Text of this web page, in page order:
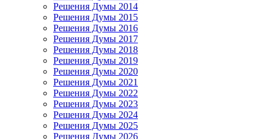
Решения Думы 2014
Решения Думы 2015
Решения Думы 2016
Решения Думы 2017
Решения Думы 2018
Решения Думы 2019
Решения Думы 2020
Решения Думы 2021
Решения Думы 2022
Решения Думы 2023
Решения Думы 2024
Решения Думы 2025
Решения Думы 2026